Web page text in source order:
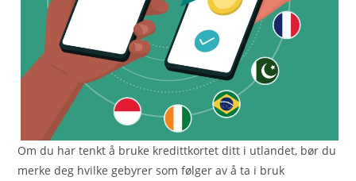
Om du har tenkt å bruke kredittkortet ditt i utlandet, bør du
merke deg hvilke gebyrer som følger av å ta i bruk